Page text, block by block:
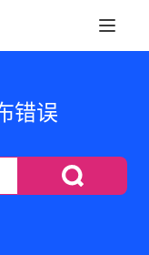
错误